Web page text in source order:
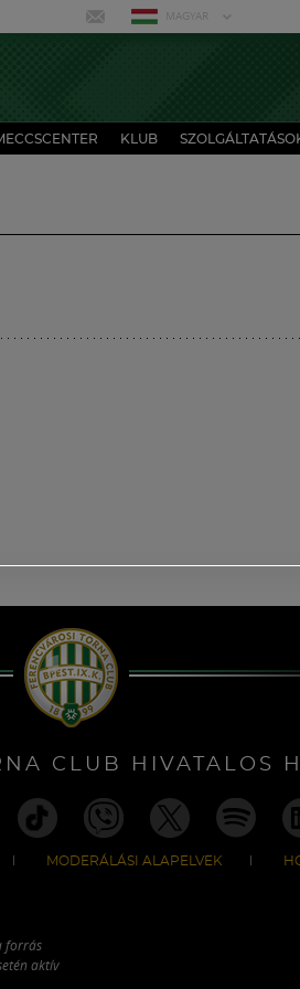
MAGYAR
KLUB
CLUB HIVATALOS
MODERÁLÁSI ALAPELVEK
forrás
aktív